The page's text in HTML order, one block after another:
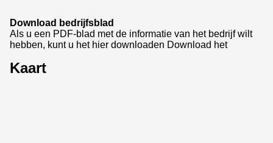
Download bedrijfsblad
Als u een PDF-blad met de informatie van het bedrijf wilt
hebben, kunt u het hier downloaden Download het
Kaart